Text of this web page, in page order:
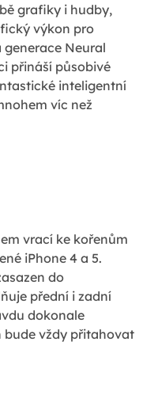
grafiky i hudby,
výkon pro
Neural
přináší působivé
inteligentní
víc než
vrací ke kořenům
iPhone 4 a 5.
do
přední i zadní
dokonale
bude vždy přitahovat